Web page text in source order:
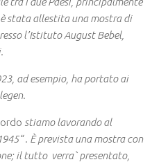
stata allestita una mostra di
l’Istituto August Bebel,
ad esempio, ha portato ai
stiamo lavorando al
. È prevista una mostra con
il tutto verra` presentato,